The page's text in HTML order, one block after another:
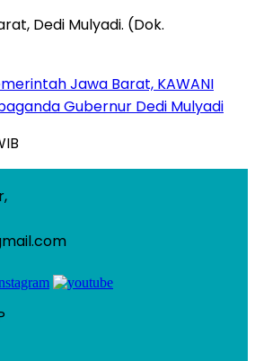
Jawa Barat, KAWANI
Gubernur Dedi Mulyadi